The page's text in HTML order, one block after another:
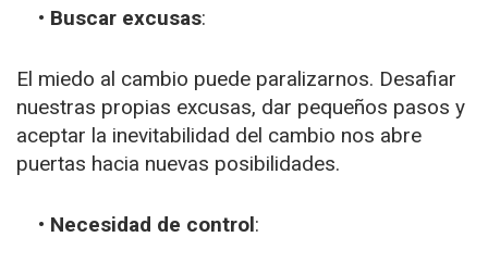
• Buscar excusas:
El miedo al cambio puede paralizarnos. Desafiar
nuestras propias excusas, dar pequeños pasos y
aceptar la inevitabilidad del cambio nos abre
puertas hacia nuevas posibilidades.
• Necesidad de control: